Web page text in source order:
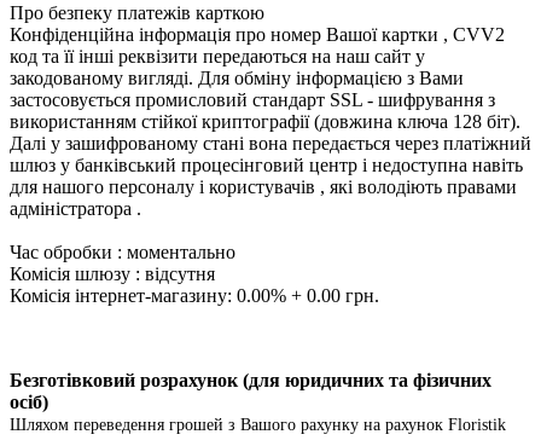
Про безпеку платежів карткою
Конфіденційна інформація про номер Вашої картки , CVV2
код та її інші реквізити передаються на наш сайт у
закодованому вигляді. Для обміну інформацією з Вами
застосовується промисловий стандарт SSL - шифрування з
використанням стійкої криптографії (довжина ключа 128 біт).
Далі у зашифрованому стані вона передається через платіжний
шлюз у банківський процесінговий центр і недоступна навіть
для нашого персоналу і користувачів , які володіють правами
адміністратора .
Час обробки : моментально
Комісія шлюзу : відсутня
Комісія інтернет-магазину: 0.00% + 0.00 грн.
Безготівковий розрахунок (для юридичних та фізичних
осіб)
Шляхом переведення грошей з Вашого рахунку на рахунок Floristik